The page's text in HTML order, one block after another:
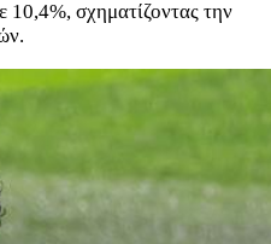
10,4%, σχηματίζοντας την